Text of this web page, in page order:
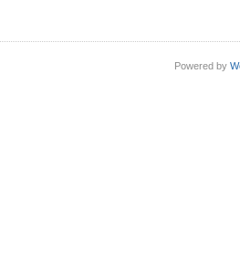
Powered by